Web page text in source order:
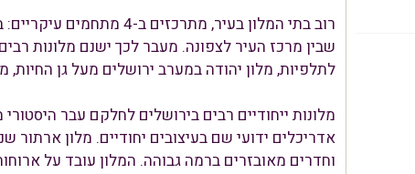
שבין מרכז העיר לצפונה. מעבר לכך ישנם מלונות
לתלפיות, מלון יהודה במערב ירושלים מעל גן החיות,
מלונות ייחודיים רבים בירושלים לחלקם עבר
אדריכלים ידועי שם בעיצובים יחודיים. מלון
וחדרים מאובזרים ברמה גבוהה. המלון עובד על